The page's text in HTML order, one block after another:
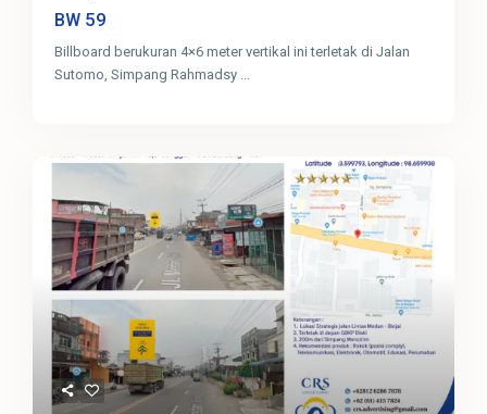
BW 59
Billboard berukuran 4×6 meter vertikal ini terletak di Jalan
Sutomo, Simpang Rahmadsy